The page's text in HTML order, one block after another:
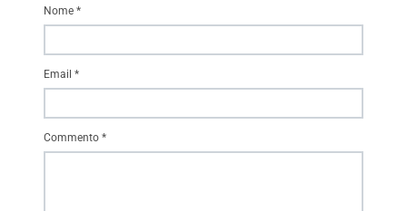
Commento *
Nome *
Email *